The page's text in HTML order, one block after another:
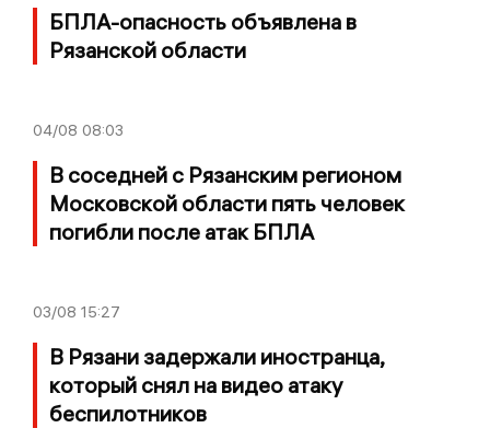
БПЛА-опасность объявлена в
Рязанской области
04/08 08:03
В соседней с Рязанским регионом
Московской области пять человек
погибли после атак БПЛА
03/08 15:27
В Рязани задержали иностранца,
который снял на видео атаку
беспилотников